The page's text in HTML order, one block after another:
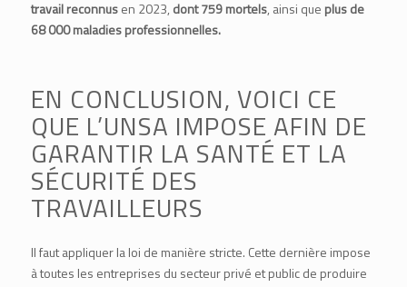
travail reconnusen 2023, dont 759 mortels, ainsi que plus de
68 000 maladies professionnelles.
EN CONCLUSION, VOICI CE
QUE L’UNSA IMPOSE AFIN DE
GARANTIR LA SANTÉ ET LA
SÉCURITÉ DES
TRAVAILLEURS
Il faut appliquer la loi de manière stricte. Cette dernière impose
à toutes les entreprises du secteur privé et public de produire